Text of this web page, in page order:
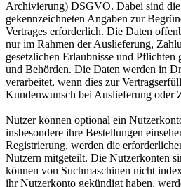
Archivierung) DSGVO. Dabei sind
gekennzeichneten Angaben zur
Vertrages erforderlich. Die Daten
nur im Rahmen der Auslieferung,
gesetzlichen Erlaubnisse und Pflichten
und Behörden. Die Daten werden in
verarbeitet, wenn dies zur
Kundenwunsch bei Auslieferung oder
Nutzer können optional ein
insbesondere ihre Bestellungen
Registrierung, werden die
Nutzern mitgeteilt. Die Nutzerkonten
können von Suchmaschinen nicht
ihr Nutzerkonto gekündigt haben,